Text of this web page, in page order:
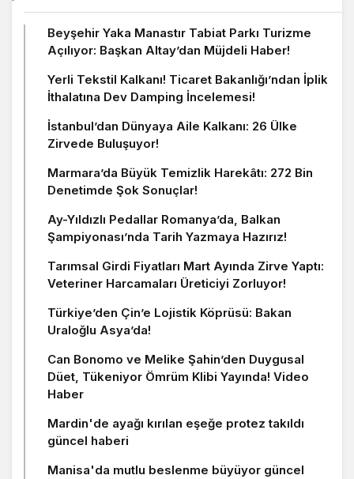
Beyşehir Yaka Manastır Tabiat Parkı Turizme
Açılıyor: Başkan Altay’dan Müjdeli Haber!
Yerli Tekstil Kalkanı! Ticaret Bakanlığı’ndan İplik
İthalatına Dev Damping İncelemesi!
İstanbul’dan Dünyaya Aile Kalkanı: 26 Ülke
Zirvede Buluşuyor!
Marmara’da Büyük Temizlik Harekâtı: 272 Bin
Denetimde Şok Sonuçlar!
Ay-Yıldızlı Pedallar Romanya’da, Balkan
Şampiyonası’nda Tarih Yazmaya Hazırız!
Tarımsal Girdi Fiyatları Mart Ayında Zirve Yaptı:
Veteriner Harcamaları Üreticiyi Zorluyor!
Türkiye’den Çin’e Lojistik Köprüsü: Bakan
Uraloğlu Asya’da!
Can Bonomo ve Melike Şahin’den Duygusal
Düet, Tükeniyor Ömrüm Klibi Yayında! Video
Haber
Mardin'de ayağı kırılan eşeğe protez takıldı
güncel haberi
Manisa'da mutlu beslenme büyüyor güncel